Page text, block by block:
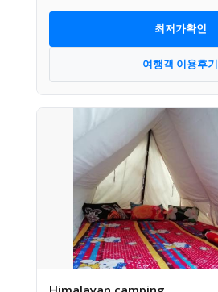
최저가확인
여행객 이용후기